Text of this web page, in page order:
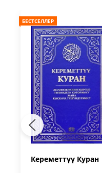
БЕСТСЕЛЛЕР
Кереметтүү Куран